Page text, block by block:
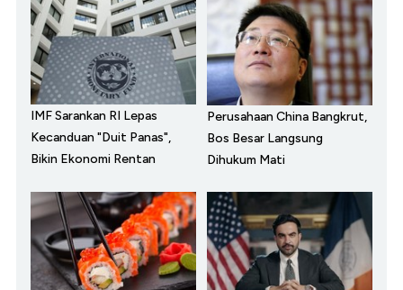
IMF Sarankan RI Lepas
Kecanduan "Duit Panas",
Bikin Ekonomi Rentan
Perusahaan China Bangkrut,
Bos Besar Langsung
Dihukum Mati